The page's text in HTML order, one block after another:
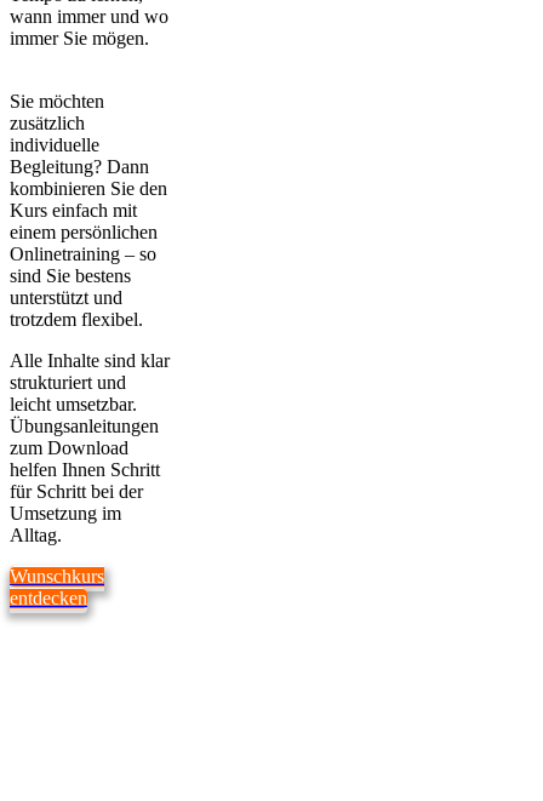
wann immer und wo
immer Sie mögen.
Sie möchten
zusätzlich
individuelle
Begleitung? Dann
kombinieren Sie den
Kurs einfach mit
einem persönlichen
Onlinetraining – so
sind Sie bestens
unterstützt und
trotzdem flexibel.
Alle Inhalte sind klar
strukturiert und
leicht umsetzbar.
Übungsanleitungen
zum Download
helfen Ihnen Schritt
für Schritt bei der
Umsetzung im
Alltag.
Wunschkurs
entdecken